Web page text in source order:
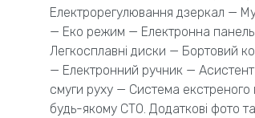
Електрорегулювання дзеркал —
— Еко режим — Електронна
Легкосплавні диски — Бортовий
— Електронний ручник —
смуги руху — Система
будь-якому СТО. Додаткові фото